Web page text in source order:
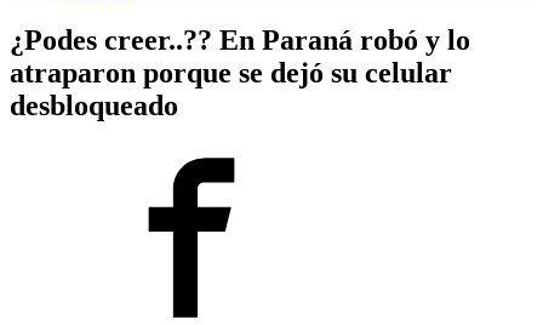
¿Podes creer..?? En Paraná robó y lo
atraparon porque se dejó su celular
desbloqueado